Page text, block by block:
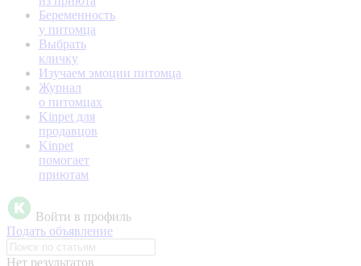
Беременность
у питомца
Выбрать
кличку
Изучаем эмоции питомца
Журнал
о питомцах
Kinpet для
продавцов
Kinpet
помогает
приютам
Войти в профиль
Подать объявление
Нет результатов